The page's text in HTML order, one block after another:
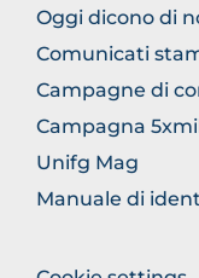
FOOTER
Oggi dicono di
Comunicati
Campagne di
Campagna
Unifg Mag
Manuale di